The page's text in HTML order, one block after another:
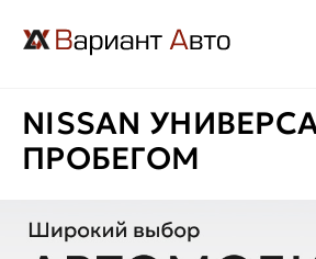
NISSAN
ПРОБЕГОМ